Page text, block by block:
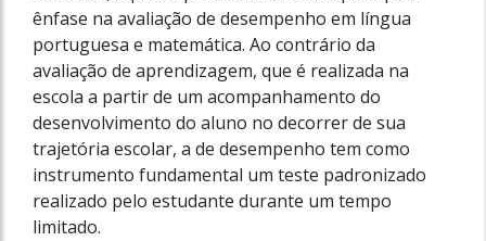
ênfase na avaliação de desempenho em língua
portuguesa e matemática. Ao contrário da
avaliação de aprendizagem, que é realizada na
escola a partir de um acompanhamento do
desenvolvimento do aluno no decorrer de sua
trajetória escolar, a de desempenho tem como
instrumento fundamental um teste padronizado
realizado pelo estudante durante um tempo
limitado.